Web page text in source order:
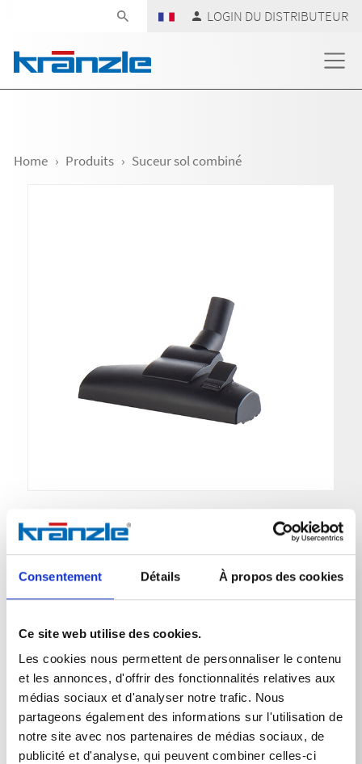
Consentement Détails À propos des cookies
Ce site web utilise des cookies.
Les cookies nous permettent de personnaliser le contenu
et les annonces, d'offrir des fonctionnalités relatives aux
médias sociaux et d'analyser notre trafic. Nous
partageons également des informations sur l'utilisation de
notre site avec nos partenaires de médias sociaux, de
publicité et d'analyse, qui peuvent combiner celles-ci
LOGIN DU DISTRIBUTEUR
Home Produits Suceur sol combiné
Suceur sol combiné
Suceur sol combiné, D32
Ventos 12